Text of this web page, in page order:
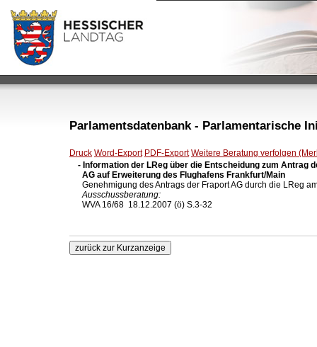
Parlamentsdatenbank - Parlamentarische
Druck Word-Export PDF-Export Weitere Beratung verfolgen
- Information der LReg über die Entscheidung zum Antrag
  AG auf Erweiterung des Flughafens Frankfurt/Main
Genehmigung des Antrags der Fraport AG durch die LReg
Ausschussberatung:
  WVA 16/68  18.12.2007 (ö) S.3-32